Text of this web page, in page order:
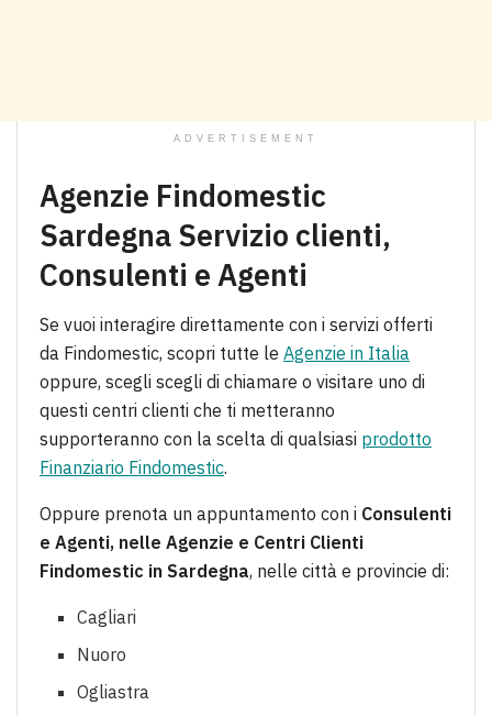
ADVERTISEMENT
Agenzie Findomestic
Sardegna Servizio clienti,
Consulenti e Agenti
Se vuoi interagire direttamente con i servizi offerti
da Findomestic, scopri tutte le Agenzie in Italia
oppure, scegli scegli di chiamare o visitare uno di
questi centri clienti che ti metteranno
supporteranno con la scelta di qualsiasi prodotto
Finanziario Findomestic.
Oppure prenota un appuntamento con i Consulenti
e Agenti, nelle Agenzie e Centri Clienti
Findomestic in Sardegna, nelle città e provincie di:
Cagliari
Nuoro
Ogliastra